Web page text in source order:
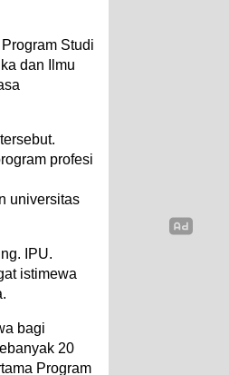
Studi
dan Ilmu
profesi
universitas
IPU.
istimewa
bagi
20
Program